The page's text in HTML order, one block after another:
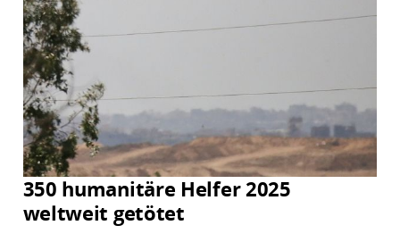
350 humanitäre Helfer 2025
weltweit getötet